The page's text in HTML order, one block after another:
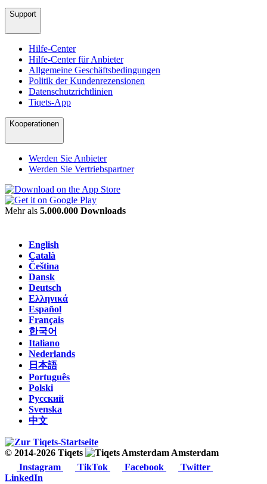
Support
Hilfe-Center
Hilfe-Center für Anbieter
Allgemeine Geschäftsbedingungen
Politik der Kundenrezensionen
Datenschutzrichtlinien
Tiqets-App
Kooperationen
Werden Sie Anbieter
Werden Sie Vertriebspartner
Mehr als 5.000.000 Downloads
English
Català
Čeština
Dansk
Deutsch
Ελληνικά
Español
Français
한국어
Italiano
Nederlands
日本語
Português
Polski
Русский
Svenska
中文
© 2014-2026 Tiqets
Amsterdam
Instagram
TikTok Facebook
Twitter
LinkedIn